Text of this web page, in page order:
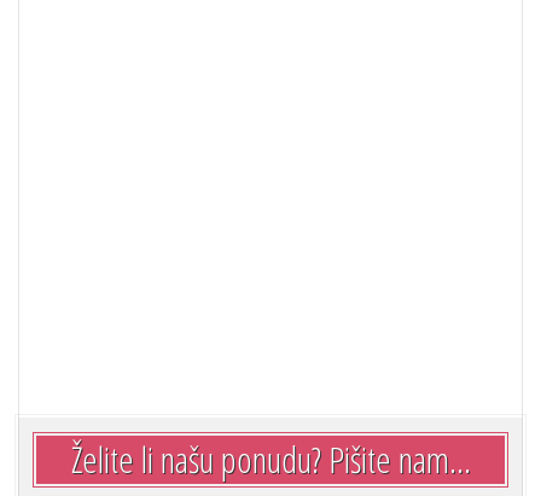
Želite li našu ponudu? Pišite nam...